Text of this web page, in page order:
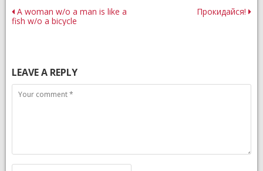
Post
navigation
A woman w/o a man is like a
fish w/o a bicycle
Прокидайся!
LEAVE A REPLY
Comment